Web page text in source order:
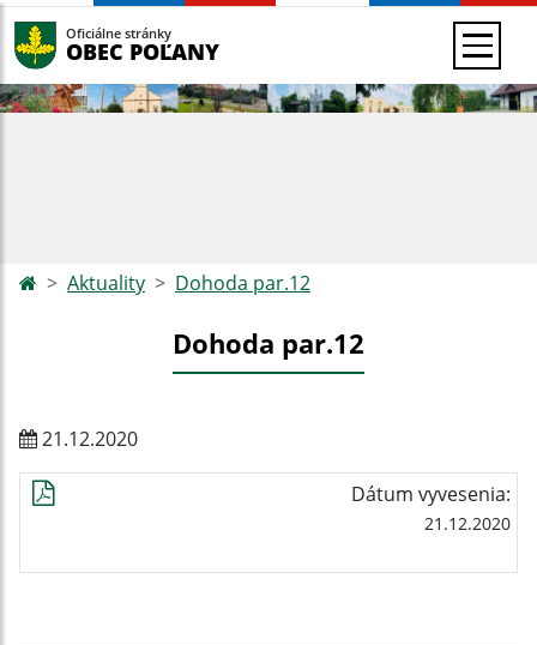
Oficiálne stránky
OBEC POĽANY
Aktuality Dohoda par.12
Dohoda par.12
21.12.2020
Dátum vyvesenia:
21.12.2020